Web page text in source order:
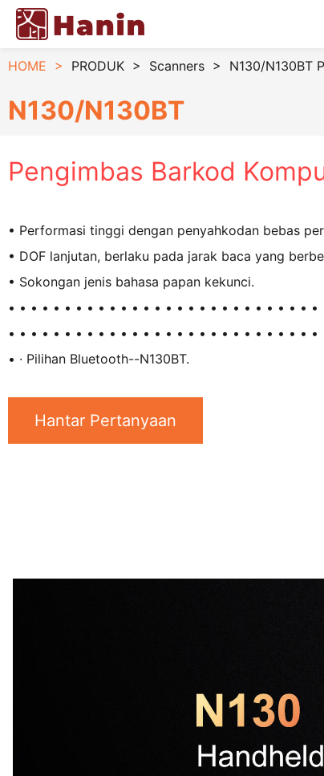
HOME > PRODUK > Scanners > N130/N130BT
N130/N130BT
Pengimbas Barkod
• Performasi tinggi dengan penyahkodan bebas
• DOF lanjutan, berlaku pada jarak baca yang
• Sokongan jenis bahasa papan kekunci.
• • • • • • • • • • • • • • • • • • • • • • • • • • • •
• • • • • • • • • • • • • • • • • • • • • • • • • • • •
• · Pilihan Bluetooth--N130BT.
Hantar Pertanyaan